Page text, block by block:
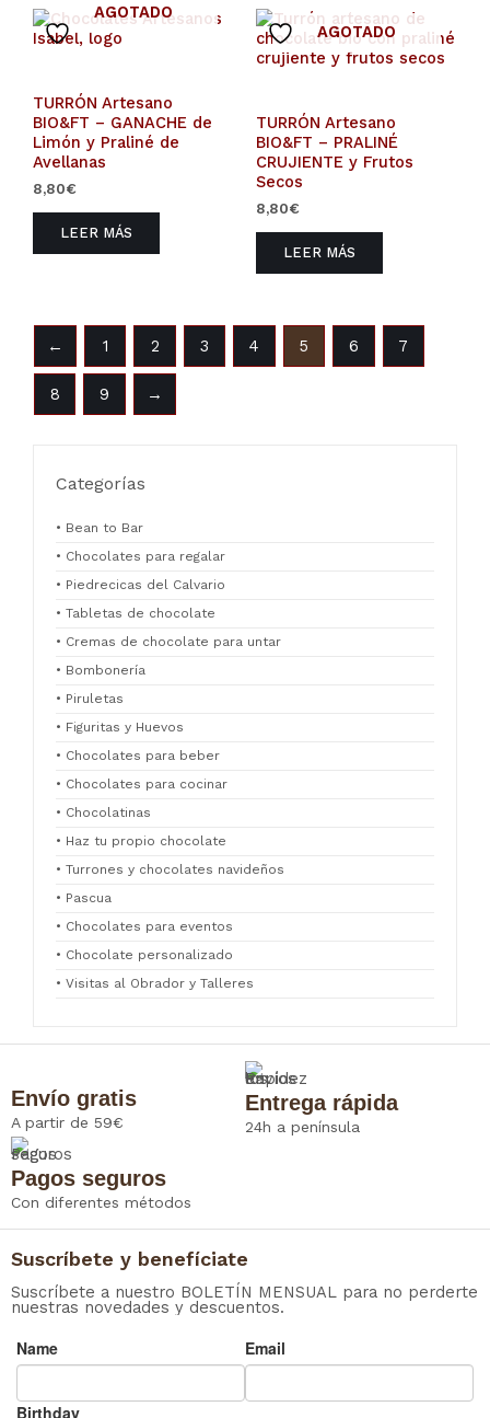
Categorías
• Bean to Bar
• Chocolates para regalar
• Piedrecicas del Calvario
• Tabletas de chocolate
• Cremas de chocolate para untar
• Bombonería
• Piruletas
• Figuritas y Huevos
• Chocolates para beber
• Chocolates para cocinar
• Chocolatinas
• Haz tu propio chocolate
• Turrones y chocolates navideños
• Pascua
• Chocolates para eventos
• Chocolate personalizado
• Visitas al Obrador y Talleres
AGOTADO
TURRÓN Artesano
BIO&FT – GANACHE de
Limón y Praliné de
Avellanas
8,80€
LEER MÁS
AGOTADO
TURRÓN Artesano
BIO&FT – PRALINÉ
CRUJIENTE y Frutos
Secos
8,80€
LEER MÁS
← 1 2 3 4 5 6 7
8 9 →
Envío gratis
A partir de 59€
Entrega rápida
24h a península
Pagos seguros
Con diferentes métodos
Suscríbete y benefíciate
Suscríbete a nuestro BOLETÍN MENSUAL para no perderte
nuestras novedades y descuentos.